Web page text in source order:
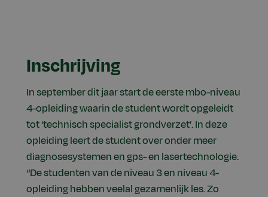
Inschrijving
In september dit jaar start de eerste mbo-niveau
4-opleiding waarin de student wordt opgeleidt
tot ‘technisch specialist grondverzet’. In deze
opleiding leert de student over onder meer
diagnosesystemen en gps- en lasertechnologie.
“De studenten van de niveau 3 en niveau 4-
opleiding hebben veelal gezamenlijk les. Zo